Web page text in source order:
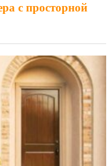
с просторной